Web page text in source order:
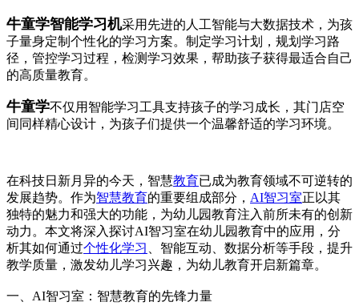
牛童学智能学习机采用先进的人工智能与大数据技术，为孩
子量身定制个性化的学习方案。制定学习计划，规划学习路
径，管控学习过程，检测学习效果，帮助孩子获得最适合自己
的高质量教育。
牛童学不仅用智能学习工具支持孩子的学习成长，其门店空
间同样精心设计，为孩子们提供一个温馨舒适的学习环境。
在科技日新月异的今天，智慧教育已成为教育领域不可逆转的
发展趋势。作为智慧教育的重要组成部分， AI智习室正以其
独特的魅力和强大的功能，为幼儿园教育注入前所未有的创新
动力。本文将深入探讨AI智习室在幼儿园教育中的应用，分
析其如何通过个性化学习
、智能互动、数据分析等手段，提升
教学质量，激发幼儿学习兴趣，为幼儿教育开启新篇章。
一、AI智习室：智慧教育的先锋力量